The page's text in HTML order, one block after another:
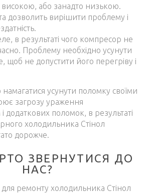
високою, або занадто низькою.
дозволить вирішити проблему і
в результаті чого компресор не
Проблему необхідно усунути
не допустити його перегріву і
усунути поломку своїми
загрозу ураження
додаткових поломок, в результаті
холодильника Стінол
дорожче.
ЗВЕРНУТИСЯ ДО
НАС?
ремонту холодильника Стінол